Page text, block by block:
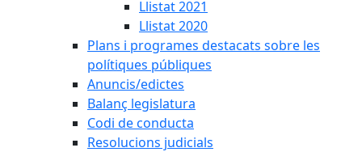
Llistat 2021
Llistat 2020
Plans i programes destacats sobre les
polítiques públiques
Anuncis/edictes
Balanç legislatura
Codi de conducta
Resolucions judicials